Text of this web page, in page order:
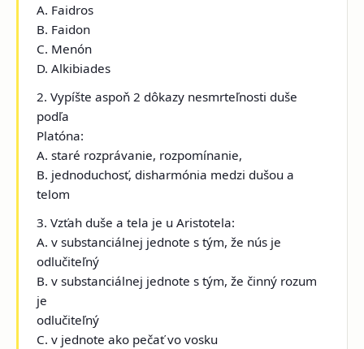
A. Faidros
B. Faidon
C. Menón
D. Alkibiades
2. Vypíšte aspoň 2 dôkazy nesmrteľnosti duše
podľa
Platóna:
A. staré rozprávanie, rozpomínanie,
B. jednoduchosť, disharmónia medzi dušou a
telom
3. Vzťah duše a tela je u Aristotela:
A. v substanciálnej jednote s tým, že nús je
odlučiteľný
B. v substanciálnej jednote s tým, že činný rozum
je
odlučiteľný
C. v jednote ako pečať vo vosku